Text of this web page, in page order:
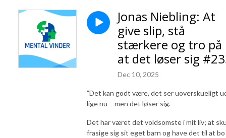
Jonas Niebling: At
give slip, stå
stærkere og tro på
at det løser sig
Dec 10, 2025
”Det kan godt være, det ser uoverskueligt
lige nu – men det løser sig.
Det har været det voldsomste i mit liv; at
frasige sig sit eget barn og have det til at